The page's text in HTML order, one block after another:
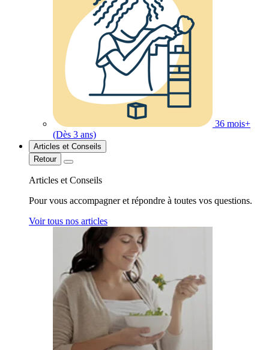
36 mois+
(Dès 3 ans)
Articles et Conseils
Retour
Articles et Conseils
Pour vous accompagner et répondre à toutes vos questions.
Voir tous nos articles